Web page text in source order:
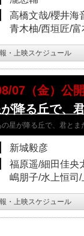
高橋文哉/櫻井海
青木柚/西垣匠/
・上映スケジュール
07（金）公
降る丘で、
星が降る丘で、君とま
新城毅彦
福原遥/細田佳央
嶋朋子/水上恒司
・上映スケジュール